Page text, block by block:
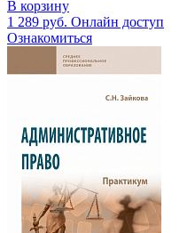
В корзину
1 289 руб. Онлайн доступ
Ознакомиться